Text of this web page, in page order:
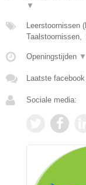
▼
Leerstoornissen
Taalstoornissen,
Openingstijden ▼
Laatste
Sociale media: